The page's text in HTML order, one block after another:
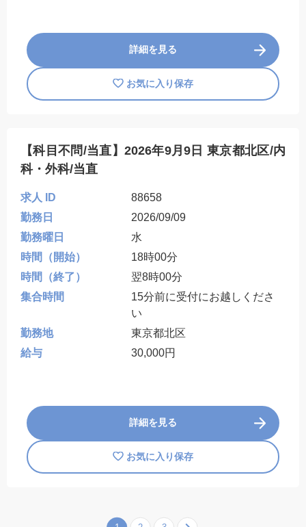
詳細を見る
お気に入り保存
【科目不問/当直】2026年9月9日 東京都北区/内
科・外科/当直
求人 ID
88658
勤務日
2026/09/09
勤務曜日
水
時間（開始）
18時00分
時間（終了）
翌8時00分
集合時間
15分前に受付にお越しくださ
い
勤務地
東京都北区
給与
30,000円
詳細を見る
お気に入り保存